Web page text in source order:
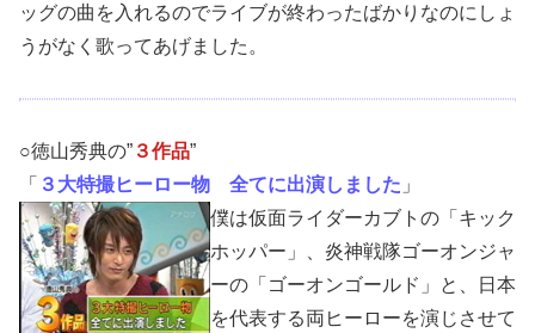
ッグの曲を入れるのでライブが終わったばかりなのにしょ
うがなく歌ってあげました。
○徳山秀典の” ３作品”
「 ３大特撮ヒーロー物 全てに出演しました 」
僕は仮面ライダーカブトの「キック
ホッパー」、炎神戦隊ゴーオンジャ
ーの「ゴーオンゴールド」と、日本
を代表する両ヒーローを演じさせて